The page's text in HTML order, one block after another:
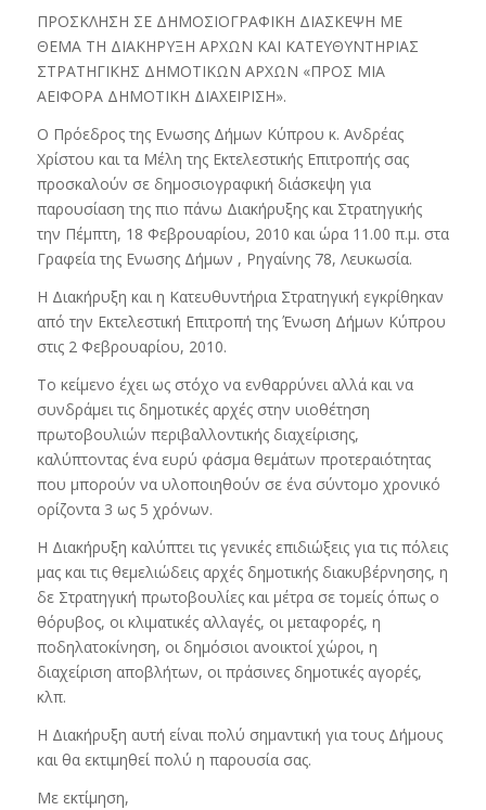
ΠΡΟΣΚΛΗΣΗ ΣΕ ΔΗΜΟΣΙΟΓΡΑΦΙΚΗ ΔΙΑΣΚΕΨΗ ΜΕ
ΘΕΜΑ TΗ ΔΙΑΚΗΡΥΞΗ ΑΡΧΩΝ ΚΑΙ ΚΑΤΕΥΘΥΝΤΗΡΙΑΣ
ΣΤΡΑΤΗΓΙΚΗΣ ΔΗΜΟΤΙΚΩΝ ΑΡΧΩΝ «ΠΡΟΣ ΜΙΑ
ΑΕΙΦΟΡΑ ΔΗΜΟΤΙΚΗ ΔΙΑΧΕΙΡΙΣΗ».
Ο Πρόεδρος της Ενωσης Δήμων Κύπρου κ. Ανδρέας
Χρίστου και τα Μέλη της Εκτελεστικής Επιτροπής σας
προσκαλούν σε δημοσιογραφική διάσκεψη για
παρουσίαση της πιο πάνω Διακήρυξης και Στρατηγικής
την Πέμπτη, 18 Φεβρουαρίου, 2010 και ώρα 11.00 π.μ. στα
Γραφεία της Ενωσης Δήμων , Ρηγαίνης 78, Λευκωσία.
Η Διακήρυξη και η Κατευθυντήρια Στρατηγική εγκρίθηκαν
από την Εκτελεστική Επιτροπή της Ένωση Δήμων Κύπρου
στις 2 Φεβρουαρίου, 2010.
Το κείμενο έχει ως στόχο να ενθαρρύνει αλλά και να
συνδράμει τις δημοτικές αρχές στην υιοθέτηση
πρωτοβουλιών περιβαλλοντικής διαχείρισης,
καλύπτοντας ένα ευρύ φάσμα θεμάτων προτεραιότητας
που μπορούν να υλοποιηθούν σε ένα σύντομο χρονικό
ορίζοντα 3 ως 5 χρόνων.
Η Διακήρυξη καλύπτει τις γενικές επιδιώξεις για τις πόλεις
μας και τις θεμελιώδεις αρχές δημοτικής διακυβέρνησης, η
δε Στρατηγική πρωτοβουλίες και μέτρα σε τομείς όπως ο
θόρυβος, οι κλιματικές αλλαγές, οι μεταφορές, η
ποδηλατοκίνηση, οι δημόσιοι ανοικτοί χώροι, η
διαχείριση αποβλήτων, οι πράσινες δημοτικές αγορές,
κλπ.
Η Διακήρυξη αυτή είναι πολύ σημαντική για τους Δήμους
και θα εκτιμηθεί πολύ η παρουσία σας.
Με εκτίμηση,